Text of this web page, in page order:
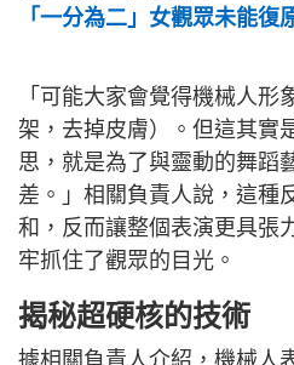
「一分為二」女觀眾未能復
「可能大家會覺得機械人形
架，去掉皮膚）。但這其實
思，就是為了與靈動的舞蹈
差。」相關負責人說，這種
和，反而讓整個表演更具張
牢抓住了觀眾的目光。
揭秘超硬核的技術